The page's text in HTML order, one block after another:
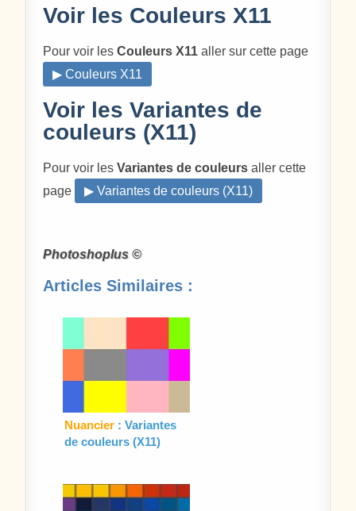
Voir les Couleurs X11
Pour voir lesCouleurs X11 aller sur cette page
▶ Couleurs X11
Voir les Variantes de
couleurs (X11)
Pour voir lesVariantes de couleurs aller cette
page
▶ Variantes de couleurs (X11)
Photoshoplus ©
Articles Similaires :
Nuancier : Variantes
de couleurs (X11)